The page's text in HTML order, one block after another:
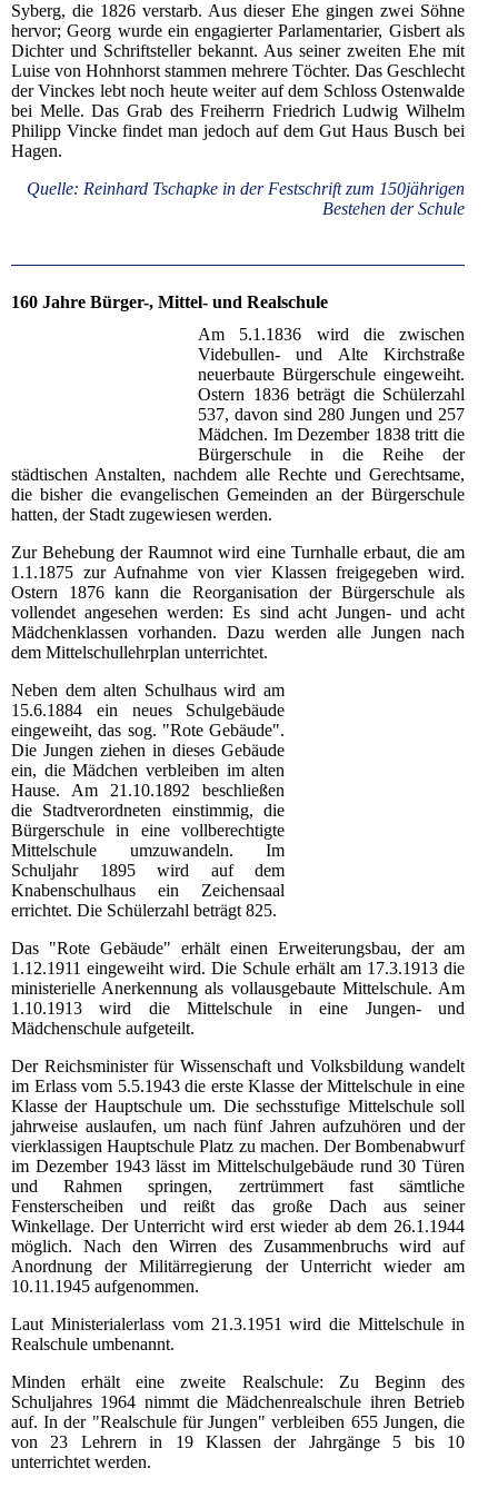
Syberg, die 1826 verstarb. Aus dieser Ehe gingen zwei Söhne
hervor; Georg wurde ein engagierter Parlamentarier, Gisbert als
Dichter und Schriftsteller bekannt. Aus seiner zweiten Ehe mit
Luise von Hohnhorst stammen mehrere Töchter. Das Geschlecht
der Vinckes lebt noch heute weiter auf dem Schloss Ostenwalde
bei Melle. Das Grab des Freiherrn Friedrich Ludwig Wilhelm
Philipp Vincke findet man jedoch auf dem Gut Haus Busch bei
Hagen.
Quelle: Reinhard Tschapke in der Festschrift zum 150jährigen
Bestehen der Schule
160 Jahre Bürger-, Mittel- und Realschule
Am 5.1.1836 wird die zwischen
Videbullen- und Alte Kirchstraße
neuerbaute Bürgerschule eingeweiht.
Ostern 1836 beträgt die Schülerzahl
537, davon sind 280 Jungen und 257
Mädchen. Im Dezember 1838 tritt die
Bürgerschule in die Reihe der
städtischen Anstalten, nachdem alle Rechte und Gerechtsame,
die bisher die evangelischen Gemeinden an der Bürgerschule
hatten, der Stadt zugewiesen werden.
Zur Behebung der Raumnot wird eine Turnhalle erbaut, die am
1.1.1875 zur Aufnahme von vier Klassen freigegeben wird.
Ostern 1876 kann die Reorganisation der Bürgerschule als
vollendet angesehen werden: Es sind acht Jungen- und acht
Mädchenklassen vorhanden. Dazu werden alle Jungen nach
dem Mittelschullehrplan unterrichtet.
Neben dem alten Schulhaus wird am
15.6.1884 ein neues Schulgebäude
eingeweiht, das sog. "Rote Gebäude".
Die Jungen ziehen in dieses Gebäude
ein, die Mädchen verbleiben im alten
Hause. Am 21.10.1892 beschließen
die Stadtverordneten einstimmig, die
Bürgerschule in eine vollberechtigte
Mittelschule umzuwandeln. Im
Schuljahr 1895 wird auf dem
Knabenschulhaus ein Zeichensaal
errichtet. Die Schülerzahl beträgt 825.
Das "Rote Gebäude" erhält einen Erweiterungsbau, der am
1.12.1911 eingeweiht wird. Die Schule erhält am 17.3.1913 die
ministerielle Anerkennung als vollausgebaute Mittelschule. Am
1.10.1913 wird die Mittelschule in eine Jungen- und
Mädchenschule aufgeteilt.
Der Reichsminister für Wissenschaft und Volksbildung wandelt
im Erlass vom 5.5.1943 die erste Klasse der Mittelschule in eine
Klasse der Hauptschule um. Die sechsstufige Mittelschule soll
jahrweise auslaufen, um nach fünf Jahren aufzuhören und der
vierklassigen Hauptschule Platz zu machen. Der Bombenabwurf
im Dezember 1943 lässt im Mittelschulgebäude rund 30 Türen
und Rahmen springen, zertrümmert fast sämtliche
Fensterscheiben und reißt das große Dach aus seiner
Winkellage. Der Unterricht wird erst wieder ab dem 26.1.1944
möglich. Nach den Wirren des Zusammenbruchs wird auf
Anordnung der Militärregierung der Unterricht wieder am
10.11.1945 aufgenommen.
Laut Ministerialerlass vom 21.3.1951 wird die Mittelschule in
Realschule umbenannt.
Minden erhält eine zweite Realschule: Zu Beginn des
Schuljahres 1964 nimmt die Mädchenrealschule ihren Betrieb
auf. In der "Realschule für Jungen" verbleiben 655 Jungen, die
von 23 Lehrern in 19 Klassen der Jahrgänge 5 bis 10
unterrichtet werden.